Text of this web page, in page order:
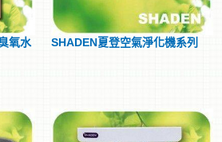
氧水
SHADEN夏登空氣淨化機系列